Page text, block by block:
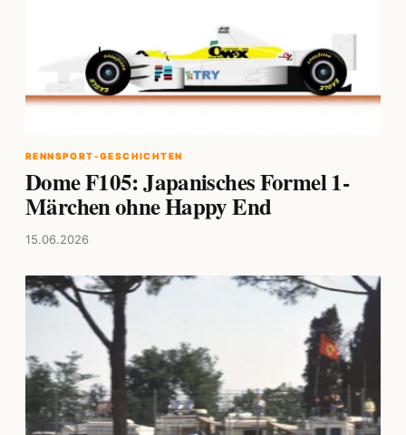
RENNSPORT-GESCHICHTEN
Dome F105: Japanisches Formel 1-
Märchen ohne Happy End
15.06.2026